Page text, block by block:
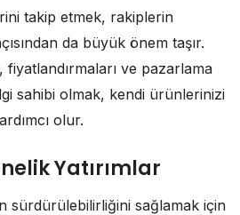
takip etmek, rakiplerin
da büyük önem taşır.
ve pazarlama
sahibi olmak, kendi ürünlerinizi
olur.
Yatırımlar
sürdürülebilirliğini sağlamak için